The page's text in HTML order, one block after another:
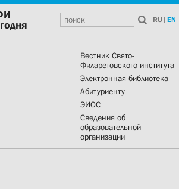
RU | EN
Вестник Свято-
Филаретовского института
Электронная библиотека
Абитуриенту
ЭИОС
Сведения об
образовательной
организации